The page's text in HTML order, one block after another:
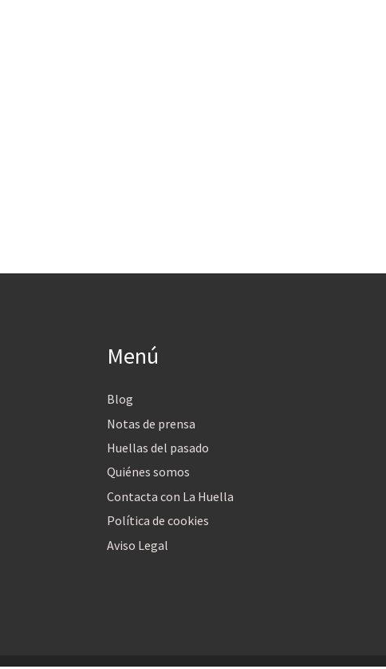
Menú
Blog
Notas de prensa
Huellas del pasado
Quiénes somos
Contacta con La Huella
Política de cookies
Aviso Legal